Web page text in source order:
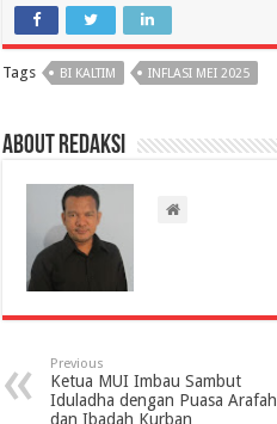
Tags BI KALTIM INFLASI MEI 2025
About Redaksi
Previous
Ketua MUI Imbau Sambut
Iduladha dengan Puasa Arafah
dan Ibadah Kurban